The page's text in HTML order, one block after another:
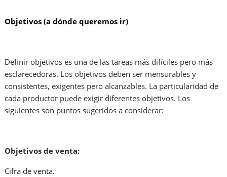
Objetivos (a dónde queremos ir)
Definir objetivos es una de las tareas más difíciles pero más
esclarecedoras. Los objetivos deben ser mensurables y
consistentes, exigentes pero alcanzables. La particularidad de
cada productor puede exigir diferentes objetivos. Los
siguientes son puntos sugeridos a considerar:
Objetivos de venta:
Cifra de venta.